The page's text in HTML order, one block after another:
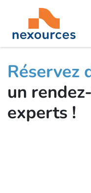
Réservez
un
experts !